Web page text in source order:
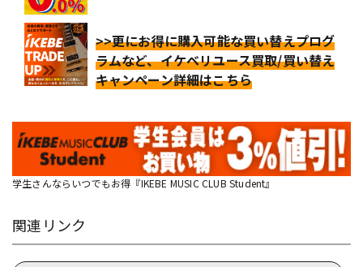
>>更にお得に購入可能な買い替えプログ
ラムなど、イケベリユース買取/買い替え
キャンペーン詳細はこちら
学生さんならいつでもお得『IKEBE MUSIC CLUB Student』
関連リンク